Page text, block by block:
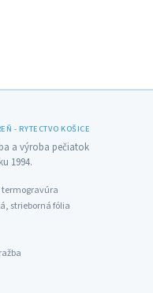
- RYTECTVO KOŠICE
a výroba pečiatok
1994.
strieborná fólia